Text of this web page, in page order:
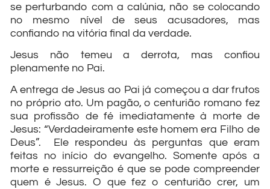
se perturbando com a calúnia, não se colocando
no mesmo nível de seus acusadores, mas
confiando na vitória final da verdade.
Jesus não temeu a derrota, mas confiou
plenamente no Pai.
A entrega de Jesus ao Pai já começou a dar frutos
no próprio ato. Um pagão, o centurião romano fez
sua profissão de fé imediatamente à morte de
Jesus: “Verdadeiramente este homem era Filho de
Deus”. Ele respondeu às perguntas que eram
feitas no início do evangelho. Somente após a
morte e ressurreição é que se pode compreender
quem é Jesus. O que fez o centurião crer, um